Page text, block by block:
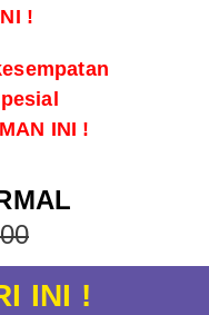
!
INI !
INI !